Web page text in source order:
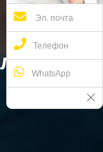
Эл. почта
Телефон
WhatsApp